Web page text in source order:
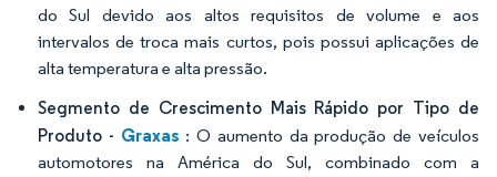
do Sul devido aos altos requisitos de volume e aos
intervalos de troca mais curtos, pois possui aplicações de
alta temperatura e alta pressão.
Segmento de Crescimento Mais Rápido por Tipo de
Produto - Graxas : O aumento da produção de veículos
automotores na América do Sul, combinado com a